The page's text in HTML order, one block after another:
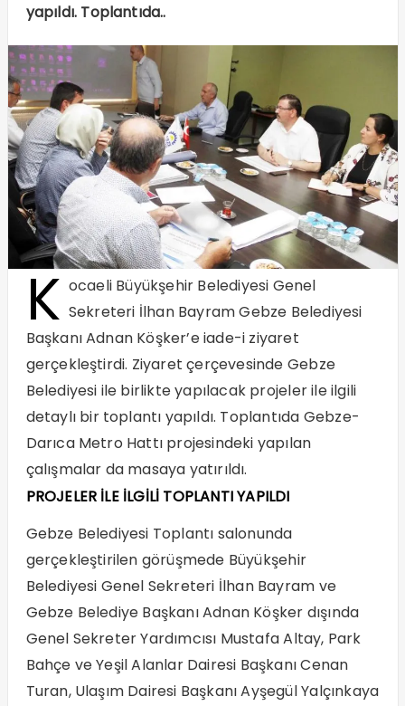
yapıldı. Toplantıda..
K ocaeli Büyükşehir Belediyesi Genel
Sekreteri İlhan Bayram Gebze Belediyesi
Başkanı Adnan Köşker’e iade-i ziyaret
gerçekleştirdi. Ziyaret çerçevesinde Gebze
Belediyesi ile birlikte yapılacak projeler ile ilgili
detaylı bir toplantı yapıldı. Toplantıda Gebze-
Darıca Metro Hattı projesindeki yapılan
çalışmalar da masaya yatırıldı.
PROJELER İLE İLGİLİ TOPLANTI YAPILDI
Gebze Belediyesi Toplantı salonunda
gerçekleştirilen görüşmede Büyükşehir
Belediyesi Genel Sekreteri İlhan Bayram ve
Gebze Belediye Başkanı Adnan Köşker dışında
Genel Sekreter Yardımcısı Mustafa Altay, Park
Bahçe ve Yeşil Alanlar Dairesi Başkanı Cenan
Turan, Ulaşım Dairesi Başkanı Ayşegül Yalçınkaya